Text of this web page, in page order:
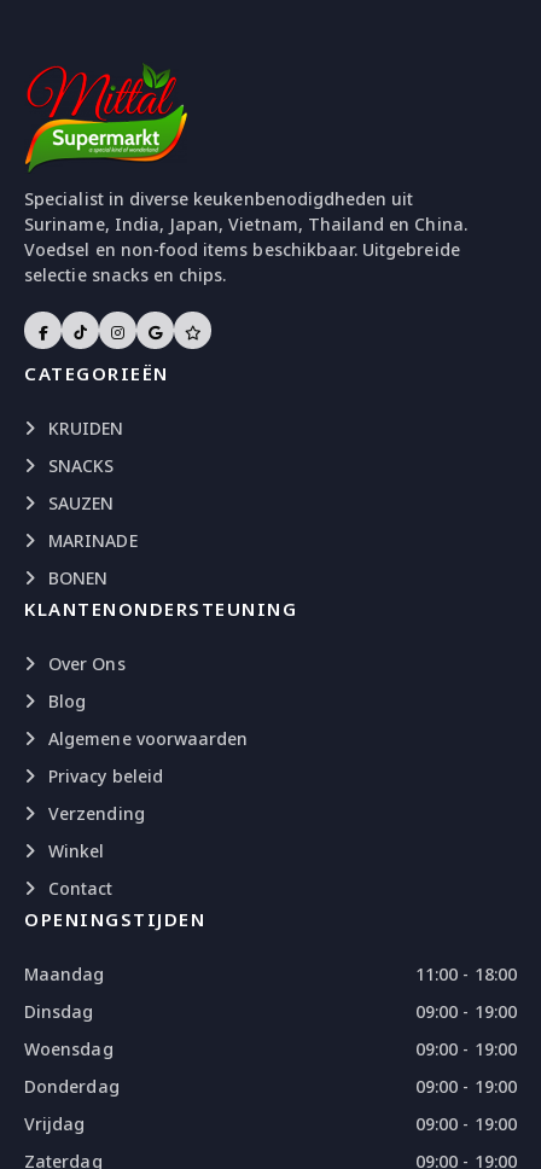
Specialist in diverse keukenbenodigdheden uit
Suriname, India, Japan, Vietnam, Thailand en China.
Voedsel en non-food items beschikbaar. Uitgebreide
selectie snacks en chips.
CATEGORIEËN
KRUIDEN
SNACKS
SAUZEN
MARINADE
BONEN
KLANTENONDERSTEUNING
Over Ons
Blog
Algemene voorwaarden
Privacy beleid
Verzending
Winkel
Contact
OPENINGSTIJDEN
Maandag
11:00 - 18:00
Dinsdag
09:00 - 19:00
Woensdag
09:00 - 19:00
Donderdag
09:00 - 19:00
Vrijdag
09:00 - 19:00
Zaterdag
09:00 - 19:00